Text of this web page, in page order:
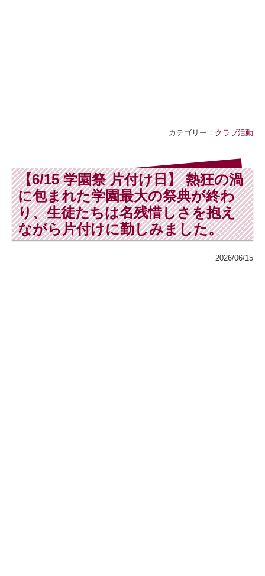
カテゴリー： クラブ活動
【6/15 学園祭 片付け日】 熱狂の渦
に包まれた学園最大の祭典が終わ
り、生徒たちは名残惜しさを抱え
ながら片付けに勤しみました。
2026/06/15